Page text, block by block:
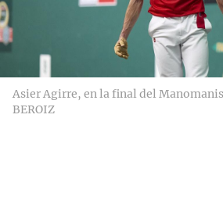
Asier Agirre, en la final del
BEROIZ